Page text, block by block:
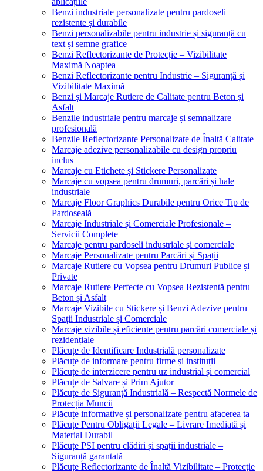
Benzi industriale personalizate pentru pardoseli
rezistente și durabile
Benzi personalizabile pentru industrie și siguranță cu
text și semne grafice
Benzi Reflectorizante de Protecție – Vizibilitate
Maximă Noaptea
Benzi Reflectorizante pentru Industrie – Siguranță și
Vizibilitate Maximă
Benzi și Marcaje Rutiere de Calitate pentru Beton și
Asfalt
Benzile industriale pentru marcaje și semnalizare
profesională
Benzile Reflectorizante Personalizate de Înaltă Calitate
Marcaje adezive personalizabile cu design propriu
inclus
Marcaje cu Etichete și Stickere Personalizate
Marcaje cu vopsea pentru drumuri, parcări și hale
industriale
Marcaje Floor Graphics Durabile pentru Orice Tip de
Pardoseală
Marcaje Industriale și Comerciale Profesionale –
Servicii Complete
Marcaje pentru pardoseli industriale și comerciale
Marcaje Personalizate pentru Parcări și Spații
Marcaje Rutiere cu Vopsea pentru Drumuri Publice și
Private
Marcaje Rutiere Perfecte cu Vopsea Rezistentă pentru
Beton și Asfalt
Marcaje Vizibile cu Stickere și Benzi Adezive pentru
Spații Industriale și Comerciale
Marcaje vizibile și eficiente pentru parcări comerciale și
rezidențiale
Plăcuțe de Identificare Industrială personalizate
Plăcuțe de informare pentru firme și instituții
Plăcuțe de interzicere pentru uz industrial și comercial
Plăcuțe de Salvare și Prim Ajutor
Plăcuțe de Siguranță Industrială – Respectă Normele de
Protecția Muncii
Plăcuțe informative și personalizate pentru afacerea ta
Plăcuțe Pentru Obligații Legale – Livrare Imediată și
Material Durabil
Plăcuțe PSI pentru clădiri și spații industriale –
Siguranță garantată
Plăcuțe Reflectorizante de Înaltă Vizibilitate – Protecție